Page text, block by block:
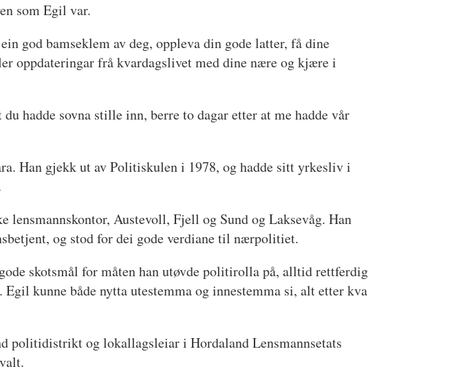
som Egil var.
god bamseklem av deg, oppleva din gode latter, få dine
oppdateringar frå kvardagslivet med dine nære og kjære i
hadde sovna stille inn, berre to dagar etter at me hadde vår
Han gjekk ut av Politiskulen i 1978, og hadde sitt yrkesliv i
lensmannskontor, Austevoll, Fjell og Sund og Laksevåg. Han
og stod for dei gode verdiane til nærpolitiet.
skotsmål for måten han utøvde politirolla på, alltid rettferdig
kunne både nytta utestemma og innestemma si, alt etter kva
politidistrikt og lokallagsleiar i Hordaland Lensmannsetats